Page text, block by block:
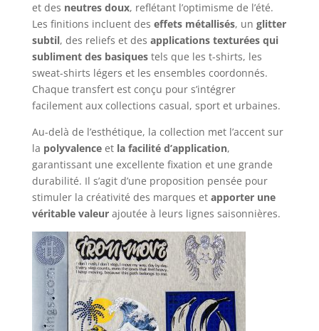
et des neutres doux, reflétant l’optimisme de l’été.
Les finitions incluent des effets métallisés, un glitter
subtil, des reliefs et des applications texturées qui
subliment des basiquestels que les t-shirts, les
sweat-shirts légers et les ensembles coordonnés.
Chaque transfert est conçu pour s’intégrer
facilement aux collections casual, sport et urbaines.
Au-delà de l’esthétique, la collection met l’accent sur
la polyvalenceet la facilité d’application,
garantissant une excellente fixation et une grande
durabilité. Il s’agit d’une proposition pensée pour
stimuler la créativité des marques et apporter une
véritable valeurajoutée à leurs lignes saisonnières.